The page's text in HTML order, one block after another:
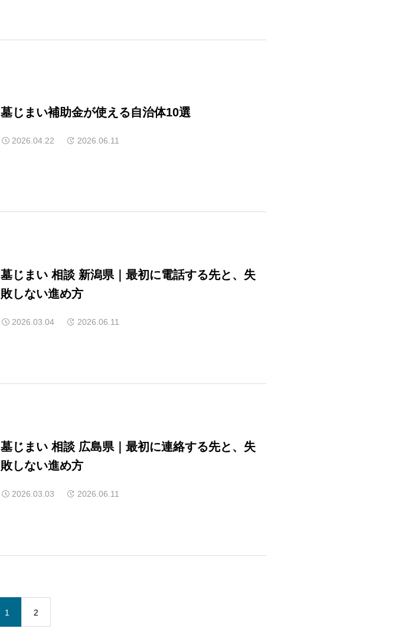
墓じまい補助金が使える自治体10選
2026.04.22 2026.06.11
墓じまい 相談 新潟県｜最初に電話する先と、失
敗しない進め方
2026.03.04 2026.06.11
墓じまい 相談 広島県｜最初に連絡する先と、失
敗しない進め方
2026.03.03 2026.06.11
1 2